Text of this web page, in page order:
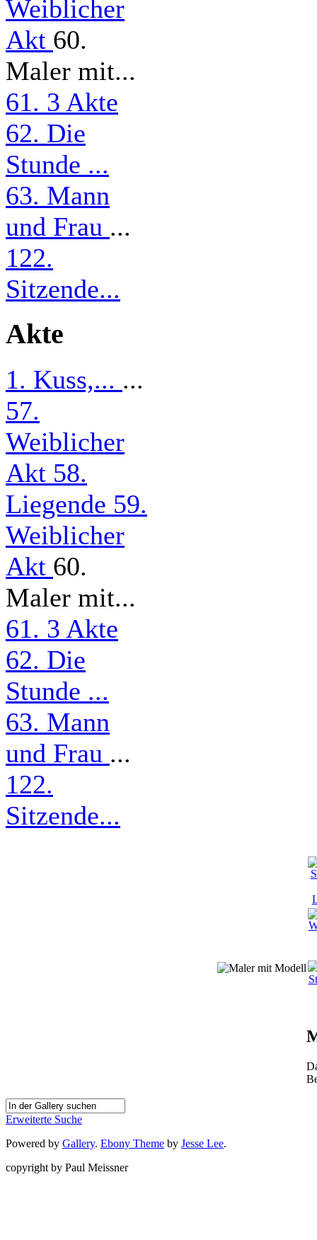
Weiblicher
Akt 60.
Maler mit...
61. 3 Akte
62. Die
Stunde ...
63. Mann
und Frau ...
122.
Sitzende...
Akte
1. Kuss,... ...
57.
Weiblicher
Akt 58.
Liegende 59.
Weiblicher
Akt 60.
Maler mit...
61. 3 Akte
62. Die
Stunde ...
63. Mann
und Frau ...
122.
Sitzende...
Erweiterte Suche
Powered by Gallery. Ebony Theme by Jesse Lee.
copyright by Paul Meissner